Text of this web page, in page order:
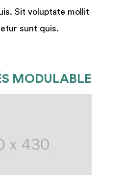
Sit voluptate mollit
sunt quis.
MODULABLE